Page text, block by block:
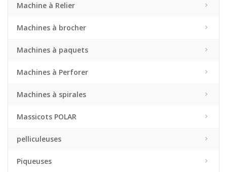
Machine à Relier
Machines à brocher
Machines à paquets
Machines à Perforer
Machines à spirales
Massicots POLAR
pelliculeuses
Piqueuses